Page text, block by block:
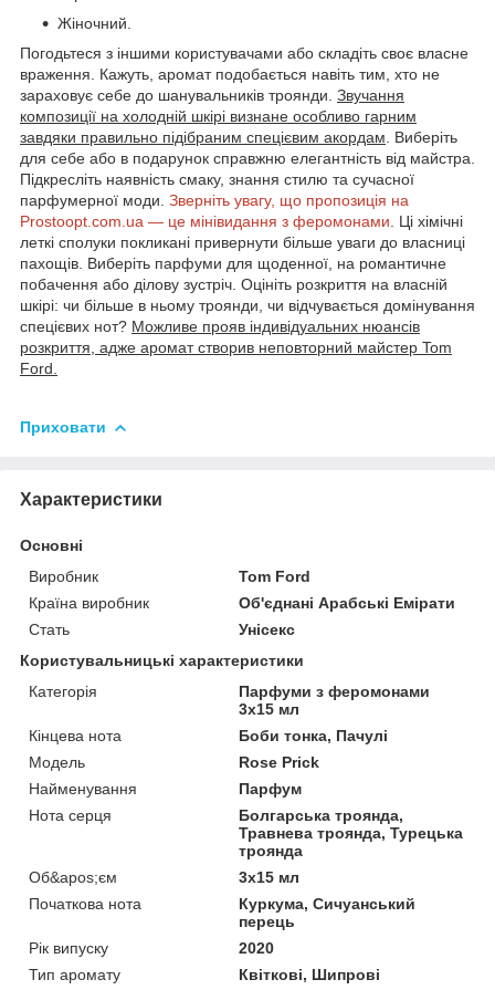
Жіночний.
Погодьтеся з іншими користувачами або складіть своє власне
враження. Кажуть, аромат подобається навіть тим, хто не
зараховує себе до шанувальників троянди. Звучання
композиції на холодній шкірі визнане особливо гарним
завдяки правильно підібраним спецієвим акордам . Виберіть
для себе або в подарунок справжню елегантність від майстра.
Підкресліть наявність смаку, знання стилю та сучасної
парфумерної моди. Зверніть увагу, що пропозиція на
Prostoopt.com.ua — це мінівидання з феромонами . Ці хімічні
леткі сполуки покликані привернути більше уваги до власниці
пахощів. Виберіть парфуми для щоденної, на романтичне
побачення або ділову зустріч. Оцініть розкриття на власній
шкірі: чи більше в ньому троянди, чи відчувається домінування
спецієвих нот? Можливе прояв індивідуальних нюансів
розкриття, адже аромат створив неповторний майстер Tom
Ford.
Приховати
Характеристики
Основні
Виробник
Tom Ford
Країна виробник
Об'єднані Арабські Емірати
Стать
Унісекс
Користувальницькі характеристики
Категорія
Парфуми з феромонами
3х15 мл
Кінцева нота
Боби тонка, Пачулі
Мoдель
Rose Prick
Найменування
Парфум
Нота серця
Болгарська троянда,
Травнева троянда, Турецька
троянда
Об&apos;єм
3х15 мл
Початкова нота
Куркума, Сичуанський
перець
Рік випуску
2020
Тип аромату
Квіткові, Шипрові